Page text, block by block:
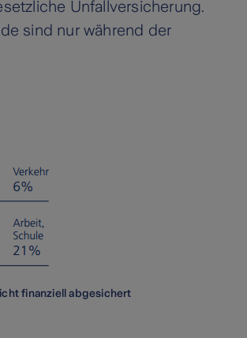
Unfallversicherung.
sind nur während der
finanziell abgesichert